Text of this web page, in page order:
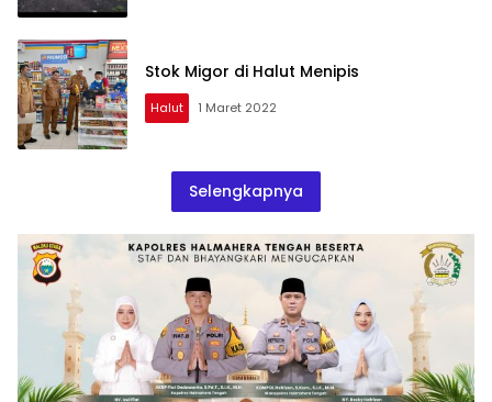
Stok Migor di Halut Menipis
Halut 1 Maret 2022
Selengkapnya